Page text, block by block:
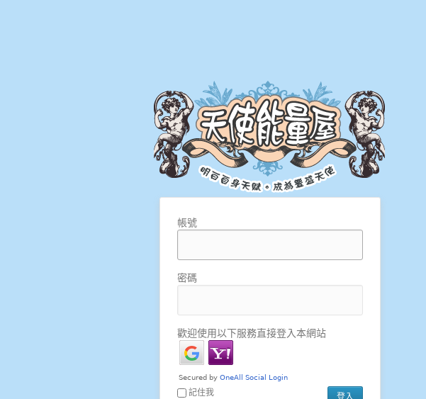
帳號
密碼
歡迎使用以下服務直接登入本網站
記住我